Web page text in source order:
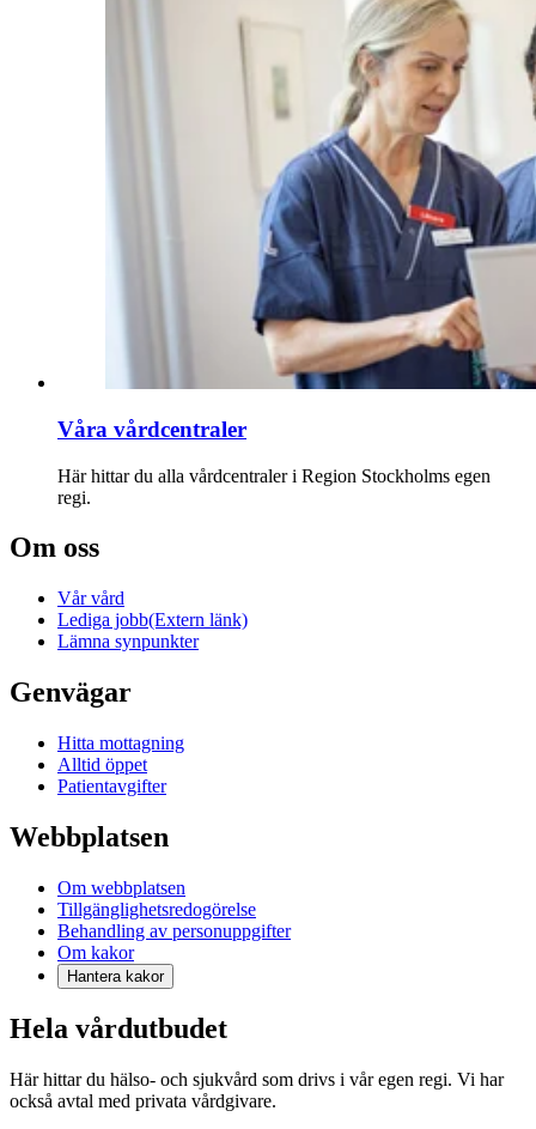
Våra vårdcentraler
Här hittar du alla vårdcentraler i Region Stockholms egen
regi.
Om oss
Vår vård
Lediga jobb(Extern länk)
Lämna synpunkter
Genvägar
Hitta mottagning
Alltid öppet
Patientavgifter
Webbplatsen
Om webbplatsen
Tillgänglighetsredogörelse
Behandling av personuppgifter
Om kakor
Hantera kakor
Hela vårdutbudet
Här hittar du hälso- och sjukvård som drivs i vår egen regi. Vi har
också avtal med privata vårdgivare.